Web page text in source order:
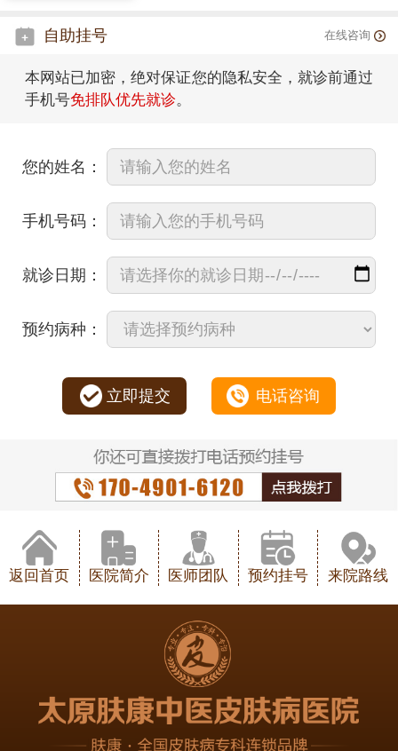
自助挂号 在线咨询
本网站已加密，绝对保证您的隐私安全，就诊前通过
手机号免排队优先就诊。
您的姓名：
手机号码：
就诊日期：
预约病种：
立即提交 电话咨询
返回首页 医院简介 医师团队 预约挂号 来院路线